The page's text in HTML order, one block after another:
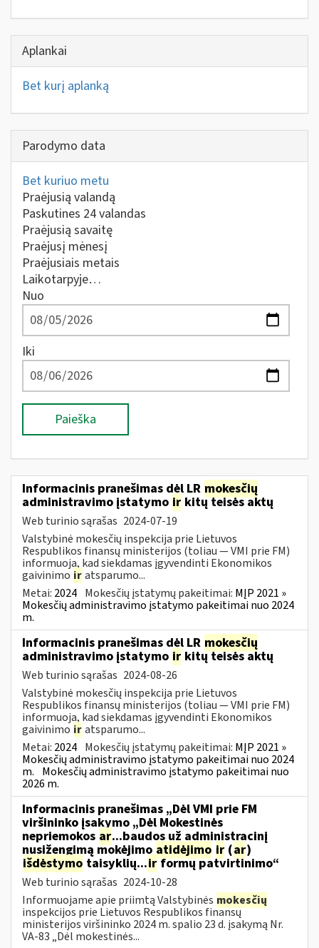
Aplankai
Bet kurį aplanką
Parodymo data
Bet kuriuo metu
Praėjusią valandą
Paskutines 24 valandas
Praėjusią savaitę
Praėjusį mėnesį
Praėjusiais metais
Laikotarpyje…
Nuo
Iki
Paieška
Informacinis pranešimas dėl LR mokesčių
administravimo įstatymo ir kitų teisės aktų
Web turinio sąrašas 2024-07-19
Valstybinė mokesčių inspekcija prie Lietuvos
Respublikos finansų ministerijos (toliau — VMI prie FM)
informuoja, kad siekdamas įgyvendinti Ekonomikos
gaivinimo iratsparumo...
Metai: 2024 Mokesčių įstatymų pakeitimai: MĮP 2021 »
Mokesčių administravimo įstatymo pakeitimai nuo 2024
m.
Informacinis pranešimas dėl LR mokesčių
administravimo įstatymo ir kitų teisės aktų
Web turinio sąrašas 2024-08-26
Valstybinė mokesčių inspekcija prie Lietuvos
Respublikos finansų ministerijos (toliau — VMI prie FM)
informuoja, kad siekdamas įgyvendinti Ekonomikos
gaivinimo iratsparumo...
Metai: 2024 Mokesčių įstatymų pakeitimai: MĮP 2021 »
Mokesčių administravimo įstatymo pakeitimai nuo 2024
m. Mokesčių administravimo įstatymo pakeitimai nuo
2026 m.
Informacinis pranešimas „Dėl VMI prie FM
viršininko įsakymo „Dėl Mokestinės
nepriemokos ar...baudos už administracinį
nusižengimą mokėjimo atidėjimo ir (ar)
išdėstymo taisyklių...irformų patvirtinimo“
Web turinio sąrašas 2024-10-28
Informuojame apie priimtą Valstybinės mokesčių
inspekcijos prie Lietuvos Respublikos finansų
ministerijos viršininko 2024 m. spalio 23 d. įsakymą Nr.
VA-83 „Dėl mokestinės...